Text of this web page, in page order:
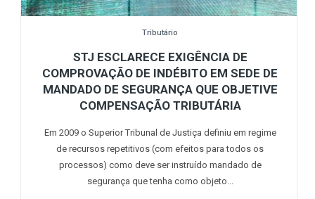
Tributário
STJ ESCLARECE EXIGÊNCIA DE
COMPROVAÇÃO DE INDÉBITO EM SEDE DE
MANDADO DE SEGURANÇA QUE OBJETIVE
COMPENSAÇÃO TRIBUTÁRIA
Em 2009 o Superior Tribunal de Justiça definiu em regime
de recursos repetitivos (com efeitos para todos os
processos) como deve ser instruído mandado de
segurança que tenha como objeto...